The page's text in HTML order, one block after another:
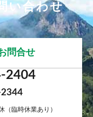
い合わせ
問合せ
2404
臨時休業あり）